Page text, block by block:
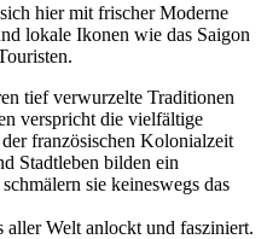
hier mit frischer Moderne
lokale Ikonen wie das Saigon
tief verwurzelte Traditionen
verspricht die vielfältige
französischen Kolonialzeit
Stadtleben bilden ein
sie keineswegs das
aller Welt anlockt und fasziniert.